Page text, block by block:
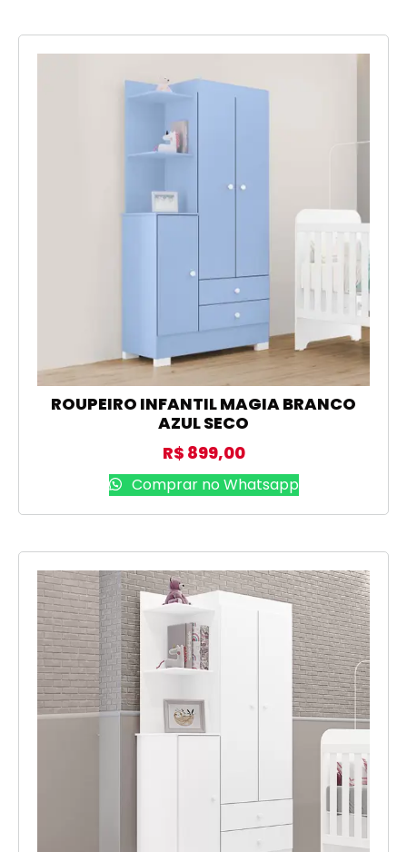
ROUPEIRO INFANTIL MAGIA BRANCO
AZUL SECO
R$ 899,00
Comprar no Whatsapp